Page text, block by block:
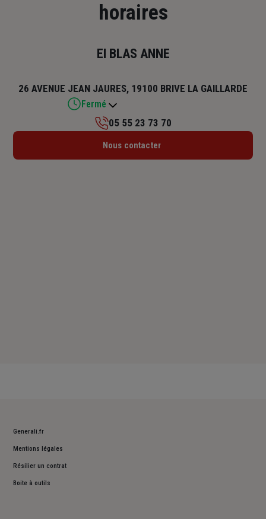
horaires
EI BLAS ANNE
26 AVENUE JEAN JAURES, 19100 BRIVE LA GAILLARDE
Fermé
Lundi : 09h – 12h / 14h – 18h
05 55 23 73 70
Nous contacter
Generali.fr
Mentions légales
Résilier un contrat
Boite à outils